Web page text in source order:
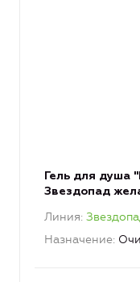
Гель для душа
Звездопад
Линия
Назначение